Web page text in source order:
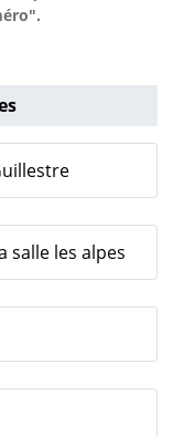
salle les alpes